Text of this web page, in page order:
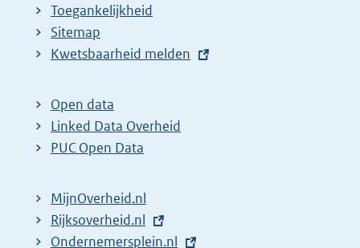
Toegankelijkheid
Sitemap
E
t
e
r
l
i
Kwetsbaarheid melden
Open data
Linked Data Overheid
PUC Open Data
MijnOverheid.nl
E
x
Rijksoverheid.nl
E
Ondernemersplein.nl